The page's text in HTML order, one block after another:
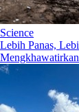
Science
Lebih Panas,